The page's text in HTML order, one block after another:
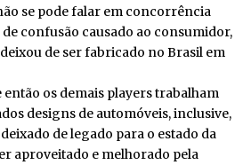
se pode falar em concorrência
confusão causado ao consumidor,
de ser fabricado no Brasil em
então os demais players trabalham
designs de automóveis, inclusive,
de legado para o estado da
aproveitado e melhorado pela